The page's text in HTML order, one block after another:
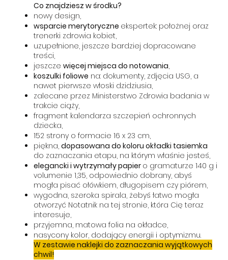
Co znajdziesz w środku?
nowy design,
wsparcie merytoryczne ekspertek: położnej oraz
trenerki zdrowia kobiet,
uzupełnione, jeszcze bardziej dopracowane
treści,
jeszcze więcej miejsca do notowania,
koszulki foliowe na: dokumenty, zdjęcia USG, a
nawet pierwsze włoski dzidziusia,
zalecane przez Ministerstwo Zdrowia badania w
trakcie ciąży,
fragment kalendarza szczepień ochronnych
dziecka,
152 strony o formacie 16 x 23 cm,
piękna, dopasowana do koloru okładki tasiemka
do zaznaczania etapu, na którym właśnie jesteś,
elegancki i wytrzymały papier o gramaturze 140 g i
volumenie 1,35, odpowiednio dobrany, abyś
mogła pisać ołówkiem, długopisem czy piórem,
wygodna, szeroka spirala, żebyś łatwo mogła
otworzyć Notatnik na tej stronie, która Cię teraz
interesuje,
przyjemna, matowa folia na okładce,
nasycony kolor, dodający energii i optymizmu.
W zestawie naklejki do zaznaczania wyjątkowych
chwil!